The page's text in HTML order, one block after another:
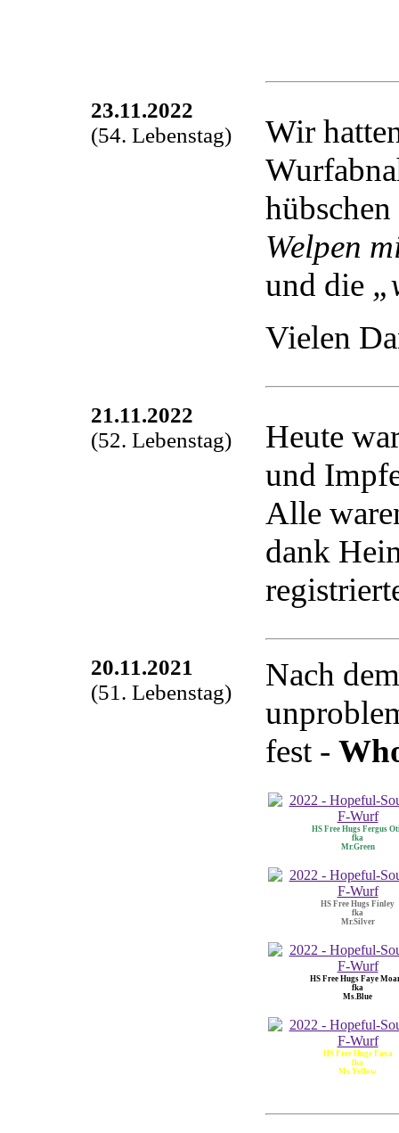
23.11.2022
(54. Lebenstag)
Wir
hübschen
Welpen
und die
Vielen
21.11.2022
(52. Lebenstag)
Heute
und
Alle
dank
20.11.2021
(51. Lebenstag)
Nach
fest -
HS Free Hugs Fergus
fka
Mr.Green
HS Free Hugs Finley
fka
Mr.Silver
HS Free Hugs Faye
fka
Ms.Blue
HS Free Hugs Faya
fka
Ms.Yellow